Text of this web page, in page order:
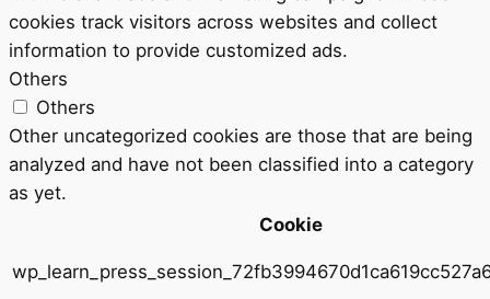
cookies track visitors across websites and collect
information to provide customized ads.
Others
Others
Other uncategorized cookies are those that are being
analyzed and have not been classified into a category
as yet.
Cookie